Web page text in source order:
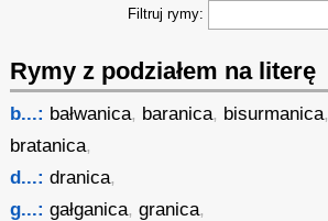
Filtruj rymy:
Rymy z podziałem na literę
b...: bałwanica, baranica, bisurmanica,
bratanica,
d...: dranica,
g...: gałganica,granica,